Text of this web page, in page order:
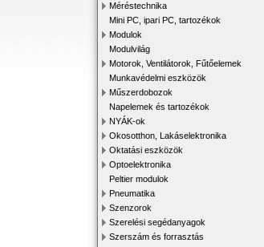
Méréstechnika
Mini PC, ipari PC, tartozékok
Modulok
Modulvilág
Motorok, Ventilátorok, Fűtőelemek
Munkavédelmi eszközök
Műszerdobozok
Napelemek és tartozékok
NYÁK-ok
Okosotthon, Lakáselektronika
Oktatási eszközök
Optoelektronika
Peltier modulok
Pneumatika
Szenzorok
Szerelési segédanyagok
Szerszám és forrasztás